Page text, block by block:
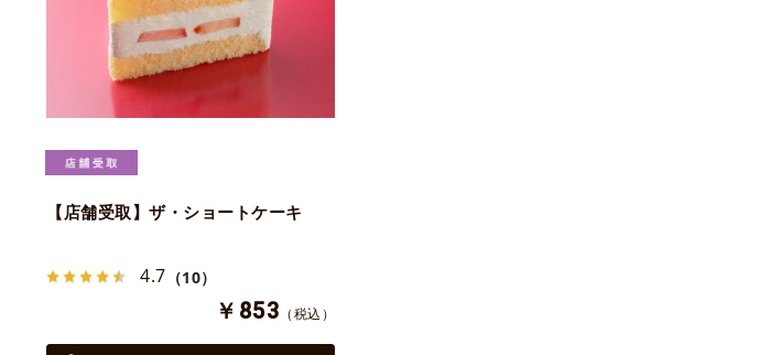
【店舗受取】ザ・ショートケーキ
4.7 （10）
￥853 （税込）